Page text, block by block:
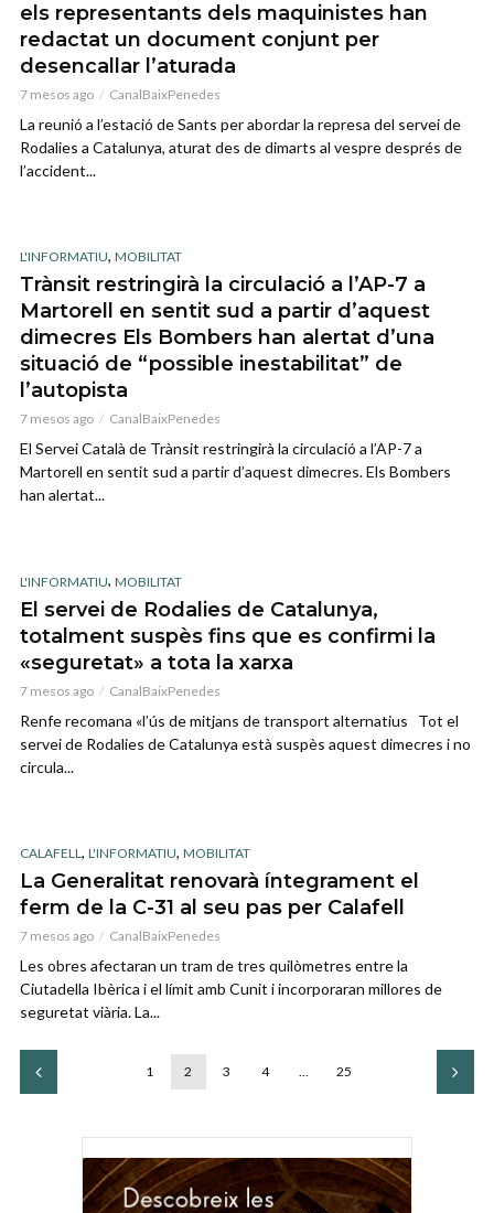
els representants dels maquinistes han
redactat un document conjunt per
desencallar l’aturada
7 mesos ago CanalBaixPenedes
La reunió a l’estació de Sants per abordar la represa del servei de
Rodalies a Catalunya, aturat des de dimarts al vespre després de
l’accident...
L'INFORMATIU, MOBILITAT
Trànsit restringirà la circulació a l’AP-7 a
Martorell en sentit sud a partir d’aquest
dimecres Els Bombers han alertat d’una
situació de “possible inestabilitat” de
l’autopista
7 mesos ago CanalBaixPenedes
El Servei Català de Trànsit restringirà la circulació a l’AP-7 a
Martorell en sentit sud a partir d’aquest dimecres. Els Bombers
han alertat...
L'INFORMATIU, MOBILITAT
El servei de Rodalies de Catalunya,
totalment suspès fins que es confirmi la
«seguretat» a tota la xarxa
7 mesos ago CanalBaixPenedes
Renfe recomana «l’ús de mitjans de transport alternatius Tot el
servei de Rodalies de Catalunya està suspès aquest dimecres i no
circula...
CALAFELL, L'INFORMATIU, MOBILITAT
La Generalitat renovarà íntegrament el
ferm de la C-31 al seu pas per Calafell
7 mesos ago CanalBaixPenedes
Les obres afectaran un tram de tres quilòmetres entre la
Ciutadella Ibèrica i el límit amb Cunit i incorporaran millores de
seguretat viària. La...
1 2 3 4 … 25